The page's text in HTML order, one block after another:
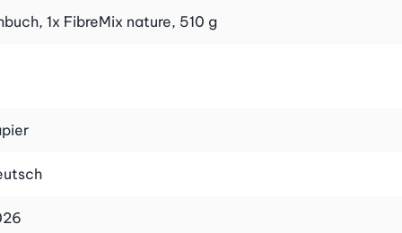
So unterstützt du deine Darmflora und
1x FibreMix nature, 510 g